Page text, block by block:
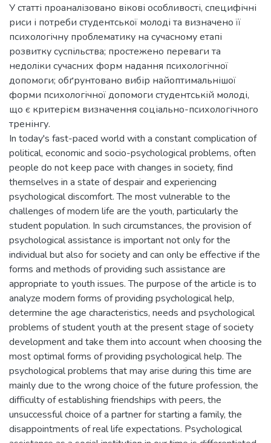
У статті проаналізовано вікові особливості, специфічні
риси і потреби студентської молоді та визначено її
психологічну проблематику на сучасному етапі
розвитку суспільства; простежено переваги та
недоліки сучасних форм надання психологічної
допомоги; обґрунтовано вибір найоптимальнішої
форми психологічної допомоги студентській молоді,
що є критерієм визначення соціально-психологічного
тренінгу.
In today's fast-paced world with a constant complication of
political, economic and socio-psychological problems, often
people do not keep pace with changes in society, find
themselves in a state of despair and experiencing
psychological discomfort. The most vulnerable to the
challenges of modern life are the youth, particularly the
student population. In such circumstances, the provision of
psychological assistance is important not only for the
individual but also for society and can only be effective if the
forms and methods of providing such assistance are
appropriate to youth issues. The purpose of the article is to
analyze modern forms of providing psychological help,
determine the age characteristics, needs and psychological
problems of student youth at the present stage of society
development and take them into account when choosing the
most optimal forms of providing psychological help. The
psychological problems that may arise during this time are
mainly due to the wrong choice of the future profession, the
difficulty of establishing friendships with peers, the
unsuccessful choice of a partner for starting a family, the
disappointments of real life expectations. Psychological